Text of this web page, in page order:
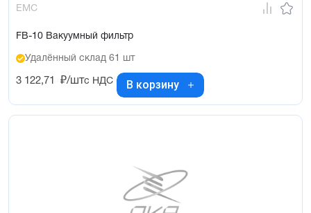
EMC
FB-10 Вакуумный фильтр
Удалённый склад 61 шт
3 122,71 ₽/штс НДС В корзину